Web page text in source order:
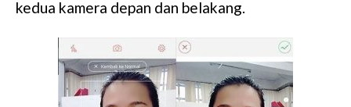
kedua kamera depan dan belakang.